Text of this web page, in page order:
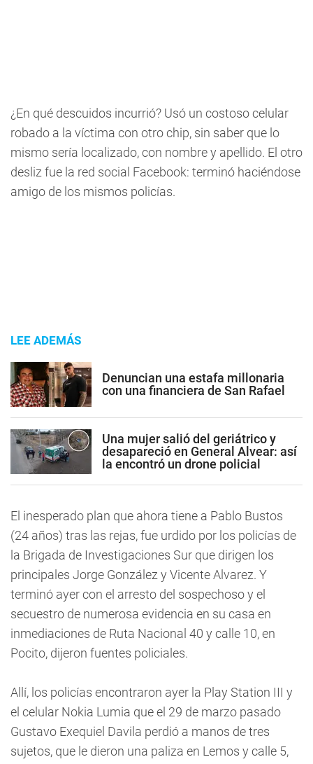
¿En qué descuidos incurrió? Usó un costoso celular
robado a la víctima con otro chip, sin saber que lo
mismo sería localizado, con nombre y apellido. El otro
desliz fue la red social Facebook: terminó haciéndose
amigo de los mismos policías.
LEE ADEMÁS
Denuncian una estafa millonaria
con una financiera de San Rafael
Una mujer salió del geriátrico y
desapareció en General Alvear: así
la encontró un drone policial
El inesperado plan que ahora tiene a Pablo Bustos
(24 años) tras las rejas, fue urdido por los policías de
la Brigada de Investigaciones Sur que dirigen los
principales Jorge González y Vicente Alvarez. Y
terminó ayer con el arresto del sospechoso y el
secuestro de numerosa evidencia en su casa en
inmediaciones de Ruta Nacional 40 y calle 10, en
Pocito, dijeron fuentes policiales.
Allí, los policías encontraron ayer la Play Station III y
el celular Nokia Lumia que el 29 de marzo pasado
Gustavo Exequiel Davila perdió a manos de tres
sujetos, que le dieron una paliza en Lemos y calle 5,